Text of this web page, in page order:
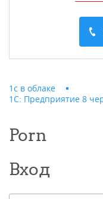
1с в облаке
1С: Предприятие 8
Porn
Вход